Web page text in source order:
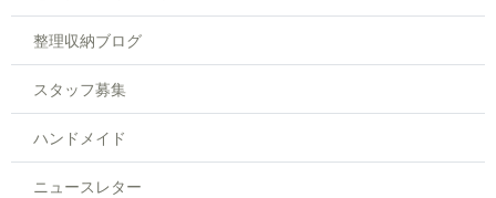
整理収納ブログ
スタッフ募集
ハンドメイド
ニュースレター